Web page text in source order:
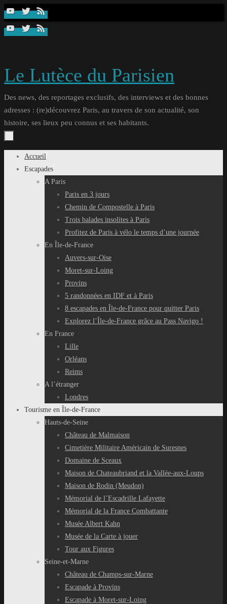
Passer
contenu
Le Lutèce du Parisien
Des news, des reportages exclusifs, des interviews et des bonnes
adresses : (re)découvrez Paris, au travers de son actualité, son
histoire, ses lieux peu connus et ses habitants.
Passer
Accueil
Escapades
A Paris
Paris en 3 jours
Chemin de Compostelle à Paris
Trois balades insolites à Paris
Profitez de Paris à vélo le temps d’une journée
En Île-de-France
Auvers-sur-Oise
Moret-sur-Loing
Provins
5 randonnées en IDF et à Paris
8 escapades en Île-de-France pour quitter Paris
Explorez l’Île-de-France grâce au Pass Navigo !
En France
Lille
Orléans
Reims
A l’étranger
Londres
Tourisme en Île-de-France
Hauts-de-Seine
Château de Malmaison
Cimetière Militaire Américain de Suresnes
Domaine de Sceaux
Maison de Chateaubriand et la Vallée-aux-Loups
Maison de Rodin (Meudon)
Mémorial de l’Escadrille Lafayette
Mémorial de la France Combattante
Musée Albert Kahn
Musée de la Carte à jouer
Tour aux Figures
Seine-et-Marne
Château de Champs-sur-Marne
Escapade à Provins
Escapade à Moret-sur-Loing